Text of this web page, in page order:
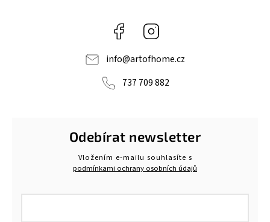
Facebook
info@artofhome.cz
737 709 882
Odebírat newsletter
Vložením e-mailu souhlasíte s
podmínkami ochrany osobních údajů